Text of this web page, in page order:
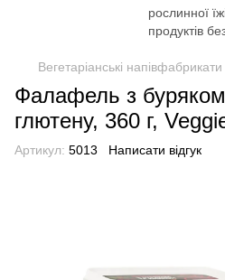
Вегетаріанські напівфабрикати
Фалафель з
глютену, 360 г,
Артикул: 5013 Написати відгук